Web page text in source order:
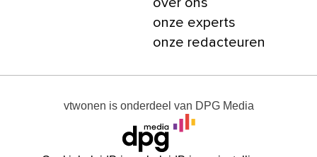
over ons
onze experts
onze redacteuren
vtwonen is onderdeel van DPG Media